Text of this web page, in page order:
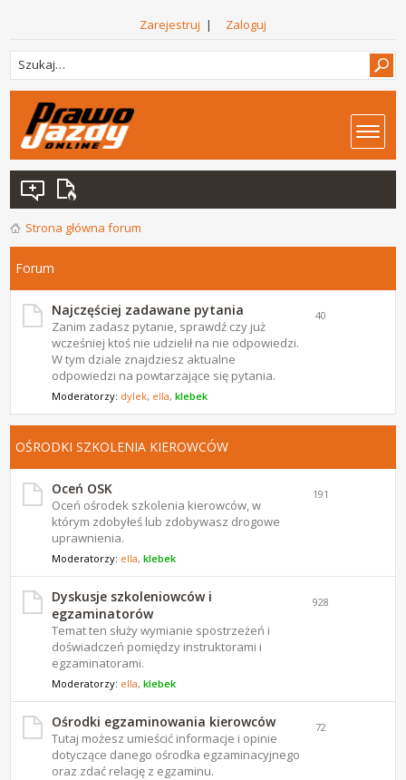
Zarejestruj | Zaloguj
Strona główna forum
Forum
Najczęściej zadawane pytania
Zanim zadasz pytanie, sprawdź czy już
wcześniej ktoś nie udzielił na nie odpowiedzi.
W tym dziale znajdziesz aktualne
odpowiedzi na powtarzające się pytania.
Moderatorzy: dylek, ella,klebek
40
OŚRODKI SZKOLENIA KIEROWCÓW
Oceń OSK
Oceń ośrodek szkolenia kierowców, w
którym zdobyłeś lub zdobywasz drogowe
uprawnienia.
Moderatorzy: ella,klebek
191
Dyskusje szkoleniowców i
egzaminatorów
Temat ten służy wymianie spostrzeżeń i
doświadczeń pomiędzy instruktorami i
egzaminatorami.
Moderatorzy: ella,klebek
928
Ośrodki egzaminowania kierowców
Tutaj możesz umieścić informacje i opinie
dotyczące danego ośrodka egzaminacyjnego
oraz zdać relację z egzaminu.
72